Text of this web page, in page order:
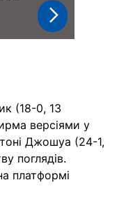
(18-0, 13
версіями у
Джошуа (24-1,
поглядів.
платформі